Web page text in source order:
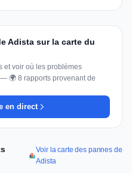
Adista sur la carte du
et voir où les problèmes
🌍 8 rapports provenant de
en direct
Voir la carte des pannes de
Adista